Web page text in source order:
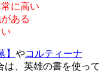
に高い
ある
やコルティーナ
は、英雄の書を使って